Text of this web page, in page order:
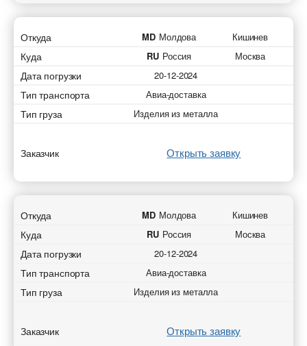
Откуда MD Молдова Кишинев
Куда RU Россия Москва
Дата погрузки 20-12-2024
Тип транспорта Авиа-доставка
Тип груза Изделия из металла
Заказчик Открыть заявку
Откуда MD Молдова Кишинев
Куда RU Россия Москва
Дата погрузки 20-12-2024
Тип транспорта Авиа-доставка
Тип груза Изделия из металла
Заказчик Открыть заявку